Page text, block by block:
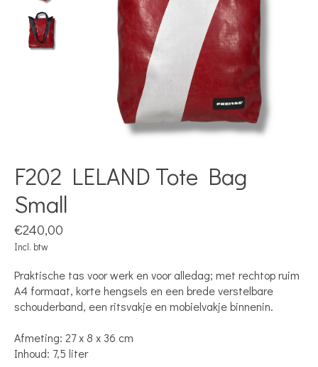
F202 LELAND Tote Bag
Small
€240,00
Incl. btw
Praktische tas voor werk en voor alledag; met rechtop ruim
A4 formaat, korte hengsels en een brede verstelbare
schouderband, een ritsvakje en mobielvakje binnenin.
Afmeting: 27 x 8 x 36 cm
Inhoud: 7,5 liter